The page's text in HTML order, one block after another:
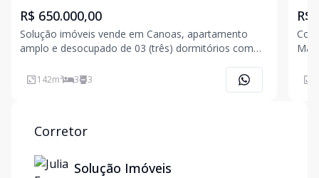
R$ 650.000,00
Solução imóveis vende em Canoas, apartamento
amplo e desocupado de 03 (três) dormitórios com
lavanderia separada, churrasqueira, sala de estar e
jantar, lavabo, duas sacadas e garagem coberta para
142m² 3 3
R$
Marechal
1
Corretor
Solução Imóveis